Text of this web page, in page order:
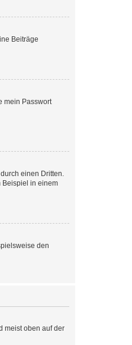
Beiträge
mein Passwort
einen Dritten.
Beispiel in einem
den
meist oben auf der